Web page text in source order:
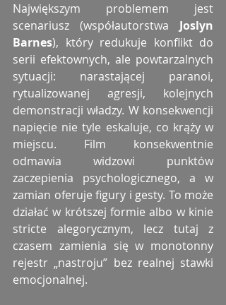
Największym problemem jest
scenariusz (współautorstwa Joslyn
Barnes), który redukuje konflikt do
serii efektownych, ale powtarzalnych
sytuacji: narastającej paranoi,
rytualizowanej agresji, kolejnych
demonstracji władzy. W konsekwencji
napięcie nie tyle eskaluje, co krąży w
miejscu. Film konsekwentnie
odmawia widzowi punktów
zaczepienia psychologicznego, a w
zamian oferuje figury i gesty. To może
działać w krótszej formie albo w kinie
stricte alegorycznym, lecz tutaj z
czasem zamienia się w monotonny
rejestr „nastroju” bez realnej stawki
emocjonalnej.